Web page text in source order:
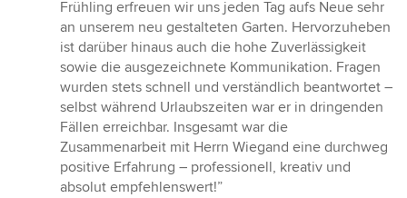
Frühling erfreuen wir uns jeden Tag aufs Neue sehr
an unserem neu gestalteten Garten. Hervorzuheben
ist darüber hinaus auch die hohe Zuverlässigkeit
sowie die ausgezeichnete Kommunikation. Fragen
wurden stets schnell und verständlich beantwortet –
selbst während Urlaubszeiten war er in dringenden
Fällen erreichbar. Insgesamt war die
Zusammenarbeit mit Herrn Wiegand eine durchweg
positive Erfahrung – professionell, kreativ und
absolut empfehlenswert!”